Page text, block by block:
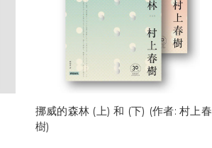
挪威的森林 (上) 和 (下) (作者: 村上春
樹)